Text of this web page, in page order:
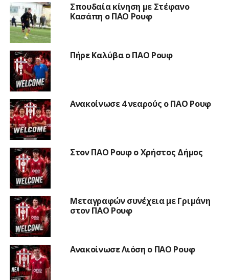
Σπουδαία κίνηση με Στέφανο
Κασάπη ο ΠΑΟ Ρουφ
Πήρε Καλύβα ο ΠΑΟ Ρουφ
Ανακοίνωσε 4 νεαρούς ο ΠΑΟ Ρουφ
Στον ΠΑΟ Ρουφ ο Χρήστος Δήμος
Μεταγραφών συνέχεια με Γριμάνη
στον ΠΑΟ Ρουφ
Ανακοίνωσε Λιόση ο ΠΑΟ Ρουφ